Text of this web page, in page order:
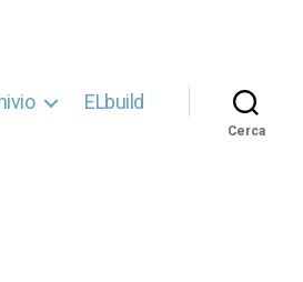
ELbuild
Cerca